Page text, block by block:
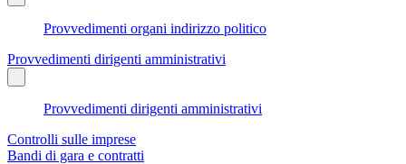
Provvedimenti organi indirizzo politico
Provvedimenti dirigenti amministrativi
Provvedimenti dirigenti amministrativi
Controlli sulle imprese
Bandi di gara e contratti